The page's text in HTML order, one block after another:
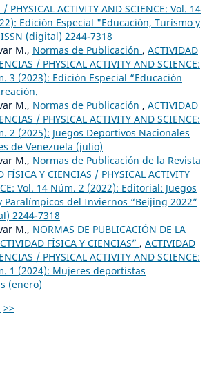
/ PHYSICAL ACTIVITY AND SCIENCE: Vol. 14
Edición Especial "Educación, Turísmo y
(digital) 2244-7318
M., Normas de Publicación , ACTIVIDAD
/ PHYSICAL ACTIVITY AND SCIENCE:
3 (2023): Edición Especial “Educación
M., Normas de Publicación , ACTIVIDAD
/ PHYSICAL ACTIVITY AND SCIENCE:
2 (2025): Juegos Deportivos Nacionales
de Venezuela (julio)
M., Normas de Publicación de la Revista
FÍSICA Y CIENCIAS / PHYSICAL ACTIVITY
Vol. 14 Núm. 2 (2022): Editorial: Juegos
Paralímpicos del Inviernos “Beijing 2022”
2244-7318
M., NORMAS DE PUBLICACIÓN DE LA
FÍSICA Y CIENCIAS” , ACTIVIDAD
/ PHYSICAL ACTIVITY AND SCIENCE:
1 (2024): Mujeres deportistas
(enero)
>>